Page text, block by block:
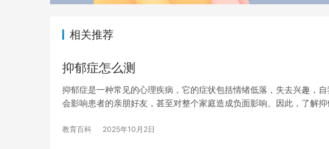
相关推荐
抑郁症怎么测
抑郁症是一种常见的心理疾病，它的症状包括情绪低落，失去兴趣，
会影响患者的亲朋好友，甚至对整个家庭造成负面影响。因此，了解
教育百科 2025年10月2日